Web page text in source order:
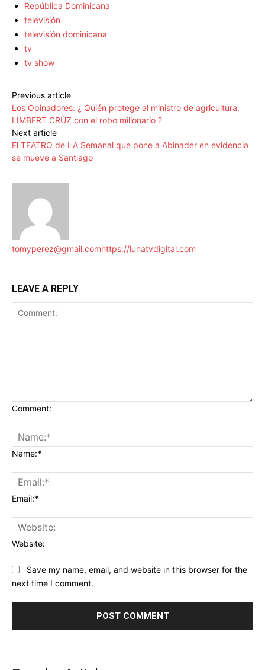
República Dominicana
televisión
televisión dominicana
tv
tv show
Previous article
Los Opinadores: ¿ Quién protege al ministro de agricultura,
LIMBERT CRÙZ con el robo millonario ?
Next article
El TEATRO de LA Semanal que pone a Abinader en evidencia
se mueve a Santiago
tomyperez@gmail.comhttps://lunatvdigital.com
LEAVE A REPLY
Comment:
Name:*
Email:*
Website:
Save my name, email, and website in this browser for the
next time I comment.